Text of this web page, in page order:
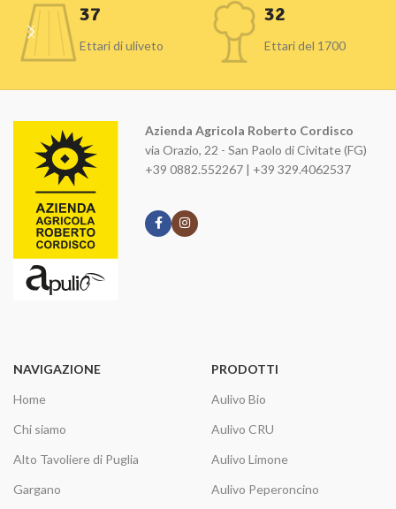
37
Ettari di uliveto
32
Ettari del 1700
Azienda Agricola Roberto Cordisco
via Orazio, 22 - San Paolo di Civitate (FG)
+39 0882.552267 | +39 329.4062537
NAVIGAZIONE
Home
Chi siamo
Alto Tavoliere di Puglia
Gargano
PRODOTTI
Aulivo Bio
Aulivo CRU
Aulivo Limone
Aulivo Peperoncino